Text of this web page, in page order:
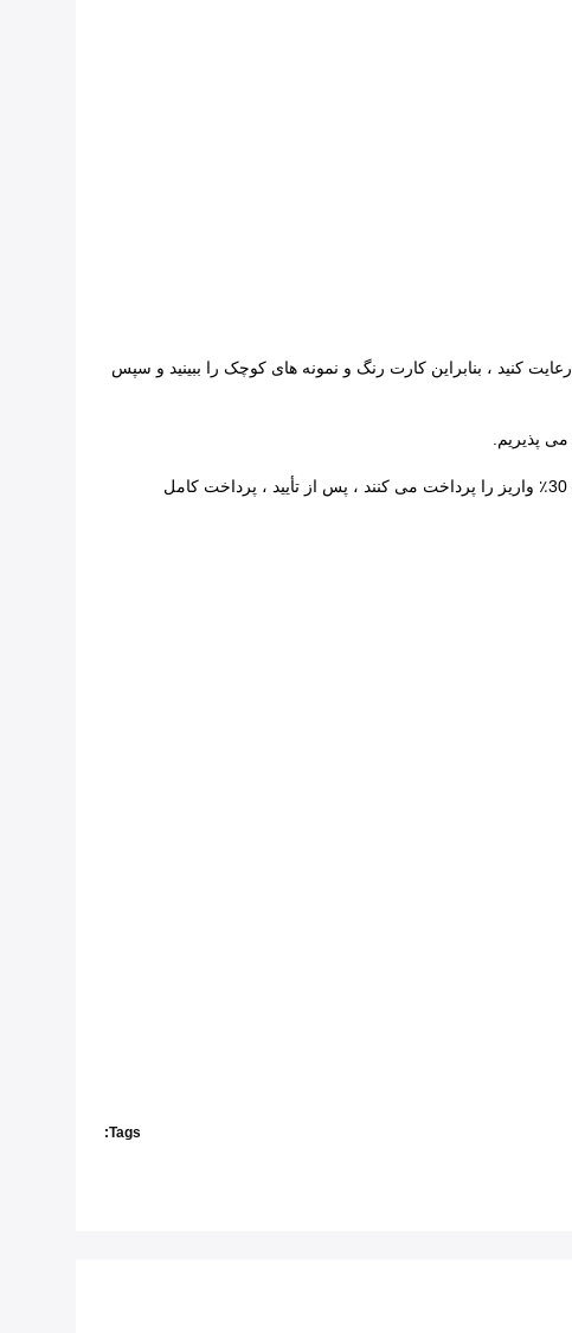
رعایت کنید ، بنابراین کارت رنگ و نمونه های کوچک را ببینید و سپس
پرداخت می کنند ، پس از تأیید ، پرداخت کامل
Tags: